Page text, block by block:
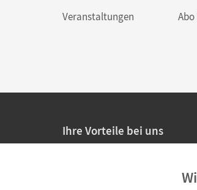
Veranstaltungen
Ihre Vorteile bei uns
Persönliche Angebote für